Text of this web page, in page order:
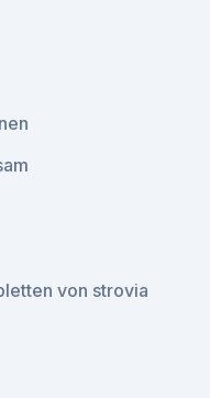
von strovia